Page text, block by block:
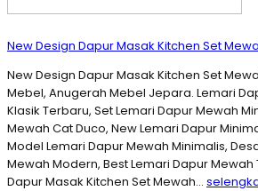
New Design Dapur Masak Kitchen Set
New Design Dapur Masak Kitchen Set
Mebel, Anugerah Mebel Jepara. Lemari
Klasik Terbaru, Set Lemari Dapur Mewah
Mewah Cat Duco, New Lemari Dapur
Model Lemari Dapur Mewah Minimalis,
Mewah Modern, Best Lemari Dapur Mewah
Dapur Masak Kitchen Set Mewah…